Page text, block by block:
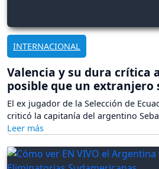
INTERNACIONAL
Valencia y su dura crítica
posible que un extranjero
El ex jugador de la Selección de
criticó la capitanía del argentino